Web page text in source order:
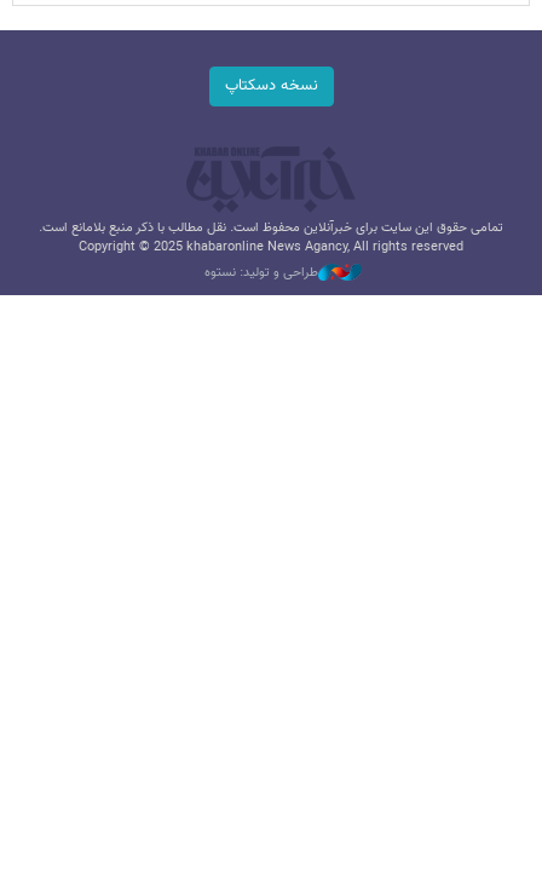
نسخه دسکتاپ
تمامی حقوق این سایت برای خبرآنلاین محفوظ است. نقل مطالب با ذکر منبع بلامانع است.
Copyright © 2025 khabaronline News Agancy, All rights reserved
طراحی و تولید: نستوه